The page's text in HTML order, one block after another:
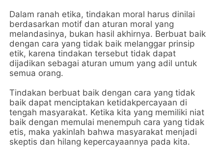
Dalam ranah etika, tindakan moral harus dinilai
berdasarkan motif dan aturan moral yang
melandasinya, bukan hasil akhirnya. Berbuat baik
dengan cara yang tidak baik melanggar prinsip
etik, karena tindakan tersebut tidak dapat
dijadikan sebagai aturan umum yang adil untuk
semua orang.
Tindakan berbuat baik dengan cara yang tidak
baik dapat menciptakan ketidakpercayaan di
tengah masyarakat. Ketika kita yang memiliki niat
baik dengan memulai menempuh cara yang tidak
etis, maka yakinlah bahwa masyarakat menjadi
skeptis dan hilang kepercayaannya pada kita.